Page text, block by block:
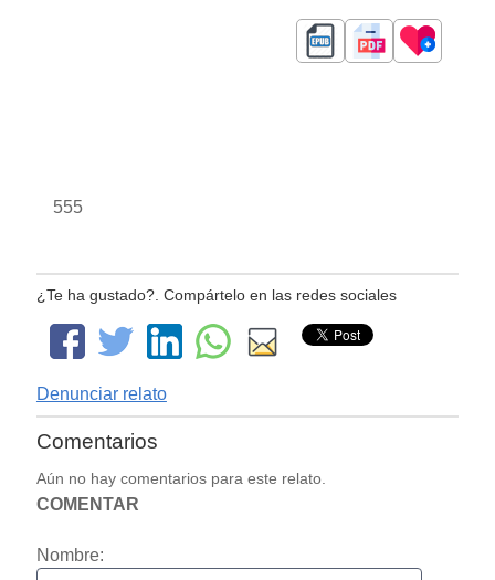
555
¿Te ha gustado?. Compártelo en las redes sociales
Denunciar relato
Comentarios
Aún no hay comentarios para este relato.
COMENTAR
Nombre: